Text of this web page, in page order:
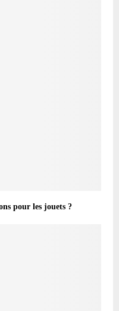
pour les jouets ?